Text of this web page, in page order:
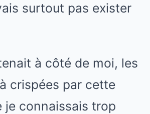
surtout pas exister
à côté de moi, les
crispées par cette
je connaissais trop